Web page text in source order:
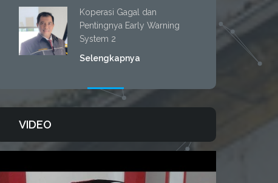
Koperasi Gagal dan
Pentingnya Early Warning
System 2
Selengkapnya
VIDEO